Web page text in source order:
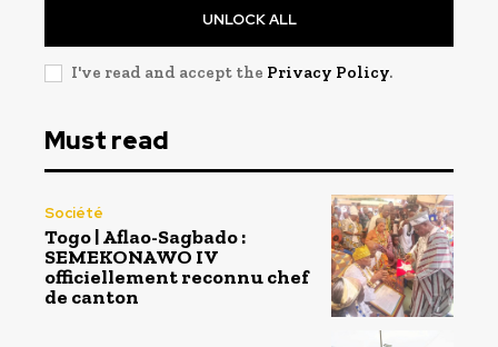
UNLOCK ALL
I've read and accept the Privacy Policy.
Must read
Société
Togo | Aflao-Sagbado :
SEMEKONAWO IV
officiellement reconnu chef
de canton